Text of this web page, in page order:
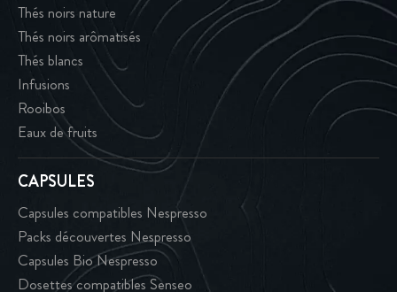
Thés noirs nature
Thés noirs arômatisés
Thés blancs
Infusions
Rooibos
Eaux de fruits
CAPSULES
Capsules compatibles Nespresso
Packs découvertes Nespresso
Capsules Bio Nespresso
Dosettes compatibles Senseo